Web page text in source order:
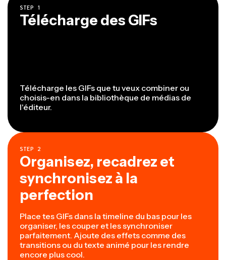
STEP 1
Télécharge des GIFs
Télécharge les GIFs que tu veux combiner ou
choisis-en dans la bibliothèque de médias de
l'éditeur.
STEP 2
Organisez, recadrez et
synchronisez à la
perfection
Place tes GIFs dans la timeline du bas pour les
organiser, les couper et les synchroniser
parfaitement. Ajoute des effets comme des
transitions ou du texte animé pour les rendre
encore plus cool.